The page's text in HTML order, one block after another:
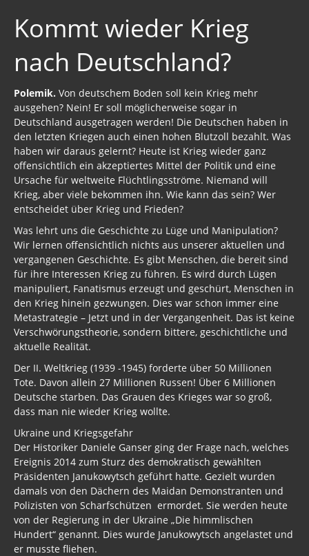
Kommt wieder Krieg
nach Deutschland?
Polemik. Von deutschem Boden soll kein Krieg mehr
ausgehen? Nein! Er soll möglicherweise sogar in
Deutschland ausgetragen werden! Die Deutschen haben in
den letzten Kriegen auch einen hohen Blutzoll bezahlt. Was
haben wir daraus gelernt? Heute ist Krieg wieder ganz
offensichtlich ein akzeptiertes Mittel der Politik und eine
Ursache für weltweite Flüchtlingsströme. Niemand will
Krieg, aber viele bekommen ihn. Wie kann das sein? Wer
entscheidet über Krieg und Frieden?
Was lehrt uns die Geschichte zu Lüge und Manipulation?
Wir lernen offensichtlich nichts aus unserer aktuellen und
vergangenen Geschichte. Es gibt Menschen, die bereit sind
für ihre Interessen Krieg zu führen. Es wird durch Lügen
manipuliert, Fanatismus erzeugt und geschürt, Menschen in
den Krieg hinein gezwungen. Dies war schon immer eine
Metastrategie – Jetzt und in der Vergangenheit. Das ist keine
Verschwörungstheorie, sondern bittere, geschichtliche und
aktuelle Realität.
Der II. Weltkrieg (1939 -1945) forderte über 50 Millionen
Tote. Davon allein 27 Millionen Russen! Über 6 Millionen
Deutsche starben. Das Grauen des Krieges war so groß,
dass man nie wieder Krieg wollte.
Ukraine und Kriegsgefahr
Der Historiker Daniele Ganser ging der Frage nach, welches
Ereignis 2014 zum Sturz des demokratisch gewählten
Präsidenten Janukowytsch geführt hatte. Gezielt wurden
damals von den Dächern des Maidan Demonstranten und
Polizisten von Scharfschützen ermordet. Sie werden heute
von der Regierung in der Ukraine „Die himmlischen
Hundert“ genannt. Dies wurde Janukowytsch angelastet und
er musste fliehen.